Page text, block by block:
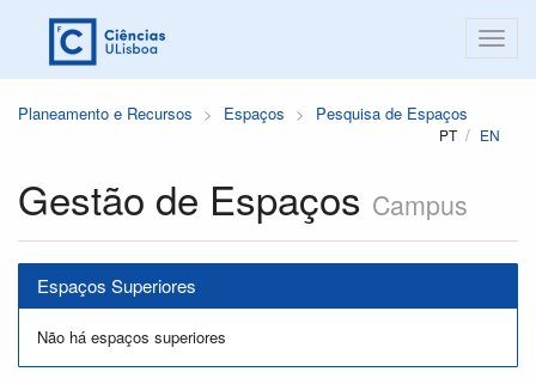
Planeamento e Recursos Espaços Pesquisa de Espaços
PT EN
Gestão de Espaços Campus
Espaços Superiores
Não há espaços superiores